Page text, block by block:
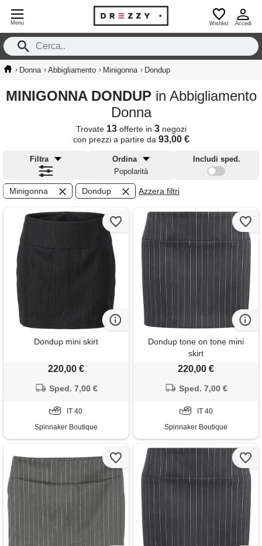
Menu Wishlist Accedi
› Donna › Abbigliamento › Minigonna › Dondup
MINIGONNA DONDUP in Abbigliamento
Donna
Trovate 13offerte in 3negozi
con prezzi a partire da 93,00 €
Filtra
Ordina
Popolarità
Includi sped.
Minigonna Dondup Azzera filtri
Dondup mini skirt
220,00 €
Sped. 7,00 €
IT 40
Spinnaker Boutique
Dondup tone on tone mini
skirt
220,00 €
Sped. 7,00 €
IT 40
Spinnaker Boutique